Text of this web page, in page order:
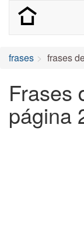
frases frases
Frases
página